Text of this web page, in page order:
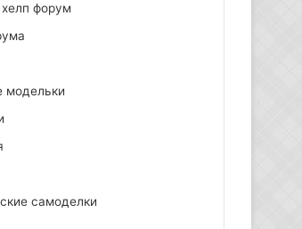
форум
модельки
самоделки